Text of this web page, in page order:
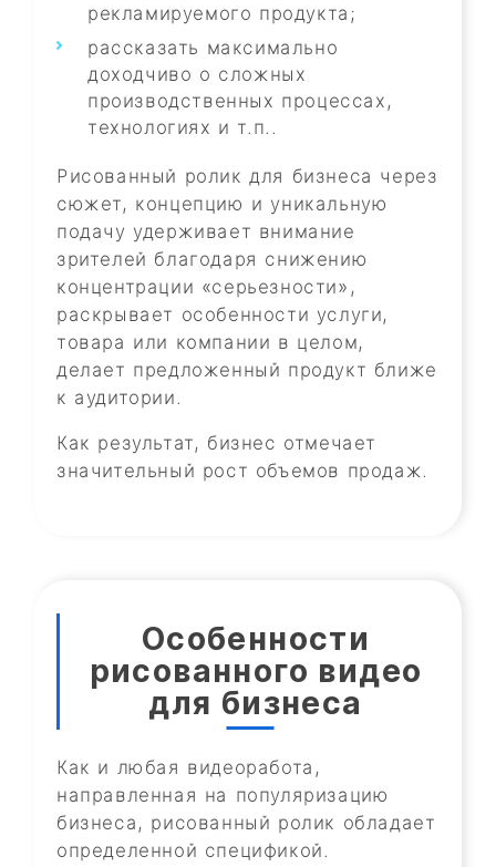
рекламируемого продукта;
рассказать максимально
доходчиво о сложных
производственных процессах,
технологиях и т.п..
Рисованный ролик для бизнеса через
сюжет, концепцию и уникальную
подачу удерживает внимание
зрителей благодаря снижению
концентрации «серьезности»,
раскрывает особенности услуги,
товара или компании в целом,
делает предложенный продукт ближе
к аудитории.
Как результат, бизнес отмечает
значительный рост объемов продаж.
Особенности
рисованного видео
для бизнеса
Как и любая видеоработа,
направленная на популяризацию
бизнеса, рисованный ролик обладает
определенной спецификой.